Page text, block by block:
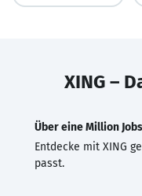
XING –
Über eine Million Jobs
Entdecke mit XING
passt.